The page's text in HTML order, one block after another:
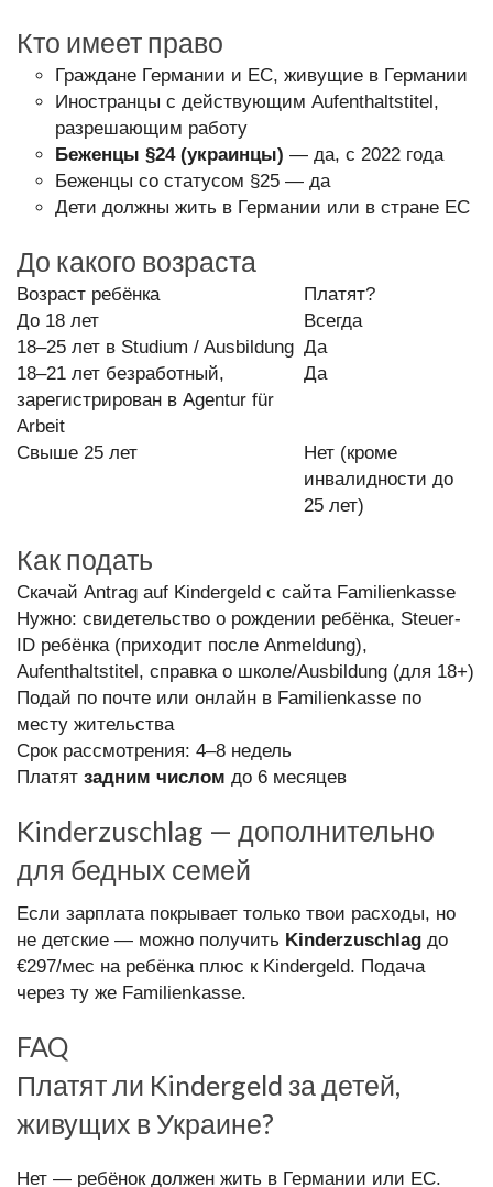
Кто имеет право
Граждане Германии и ЕС, живущие в Германии
Иностранцы с действующим Aufenthaltstitel,
разрешающим работу
Беженцы §24 (украинцы) — да, с 2022 года
Беженцы со статусом §25 — да
Дети должны жить в Германии или в стране ЕС
До какого возраста
Возраст ребёнка
Платят?
До 18 лет
Всегда
18–25 лет в Studium / Ausbildung Да
18–21 лет безработный,
зарегистрирован в Agentur für
Arbeit
Да
Свыше 25 лет
Нет (кроме
инвалидности до
25 лет)
Как подать
Скачай Antrag auf Kindergeld с сайта Familienkasse
Нужно: свидетельство о рождении ребёнка, Steuer-
ID ребёнка (приходит после Anmeldung),
Aufenthaltstitel, справка о школе/Ausbildung (для 18+)
Подай по почте или онлайн в Familienkasse по
месту жительства
Срок рассмотрения: 4–8 недель
Платят задним числом до 6 месяцев
Kinderzuschlag — дополнительно
для бедных семей
Если зарплата покрывает только твои расходы, но
не детские — можно получить Kinderzuschlag до
€297/мес на ребёнка плюс к Kindergeld. Подача
через ту же Familienkasse.
FAQ
Платят ли Kindergeld за детей,
живущих в Украине?
Нет — ребёнок должен жить в Германии или ЕС.